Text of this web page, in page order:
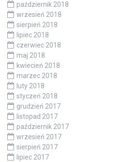
październik 2018
wrzesień 2018
sierpień 2018
lipiec 2018
czerwiec 2018
maj 2018
kwiecień 2018
marzec 2018
luty 2018
styczeń 2018
grudzień 2017
listopad 2017
październik 2017
wrzesień 2017
sierpień 2017
lipiec 2017